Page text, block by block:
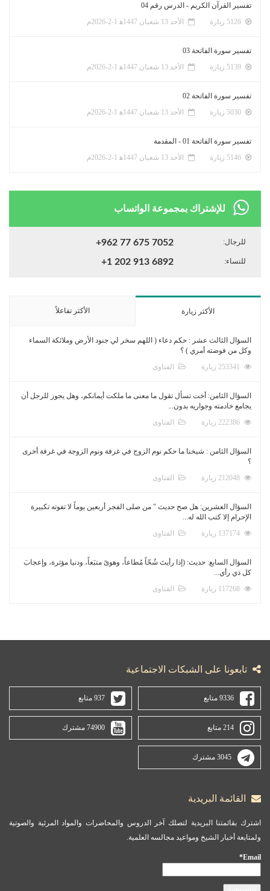
تفسير القرآن الكريم - الدرس رقم 04
الأحد 13 شعبان 1447ﻫ 1-2-2026م
تفسير سورة الفاتحة 03
الأحد 13 شعبان 1447ﻫ 1-2-2026م
تفسير سورة الفاتحة 02
الأحد 13 شعبان 1447ﻫ 1-2-2026م
تفسير سورة الفاتحة 01 - المقدمة
الأحد 13 شعبان 1447ﻫ 1-2-2026م
للإشتراك بمجموعة الواتساب
للرجال: +962 77 675 7052
للنساء: +1 202 913 6892
الأكثر زيارة الأكثر تفاعلاً
السؤال الثالث عشر : حكم دعاء ( اللهم سخر لي جنود الأرض وملائكة السماء
وكل من فوضته أمري ) ؟
الفتاوى
السؤال الثامن: أخت تسأل تقول ما معنى ما ملكت أيمانكم، وهل يجوز للرجل أن
يجامع خادمته وجواريه بدون...
الفتاوى
السؤال الثامن : شيخنا ما حكم نوم الزوج في غرفة ونوم الزوجة في غرفة أخرى
؟
الفتاوى
السؤال العشرين: هل صح حديث " من صلى الفجر أربعين يوماً لا تفوته تكبيرة
الإحرام إلا كتب الله له...
الفتاوى
السؤال السابع: حديث: (إذا رأيتَ شُحّاً مُطاعاً، وهوىً متبَعاً، ودنيا مؤثرة، وإعجابَ
كل ذي رأي...
الفتاوى
تابعونا على الشبكات الاجتماعية
9336 متابع 937 متابع
214 متابع 74900 مشترك
3045 مشترك
القائمة البريدية
اشترك بقائمتنا البريدية لتصلك آخر الدروس والمحاضرات والمواد المرئية والصوتية
ولمتابعة أخبار الشيخ ومواعيد مجالسه العلمية.
Email*